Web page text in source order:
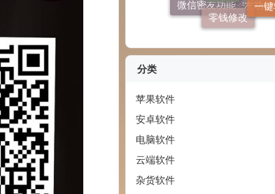
微信多开
密友功能
微信密友功能
分类
苹果软件
安卓软件
电脑软件
云端软件
杂货软件